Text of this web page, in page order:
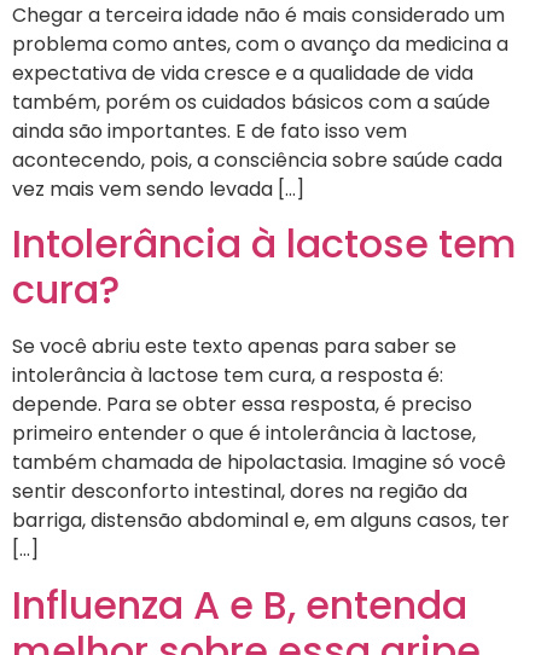
Chegar a terceira idade não é mais considerado um
problema como antes, com o avanço da medicina a
expectativa de vida cresce e a qualidade de vida
também, porém os cuidados básicos com a saúde
ainda são importantes. E de fato isso vem
acontecendo, pois, a consciência sobre saúde cada
vez mais vem sendo levada […]
Intolerância à lactose tem
cura?
Se você abriu este texto apenas para saber se
intolerância à lactose tem cura, a resposta é:
depende. Para se obter essa resposta, é preciso
primeiro entender o que é intolerância à lactose,
também chamada de hipolactasia. Imagine só você
sentir desconforto intestinal, dores na região da
barriga, distensão abdominal e, em alguns casos, ter
[…]
Influenza A e B, entenda